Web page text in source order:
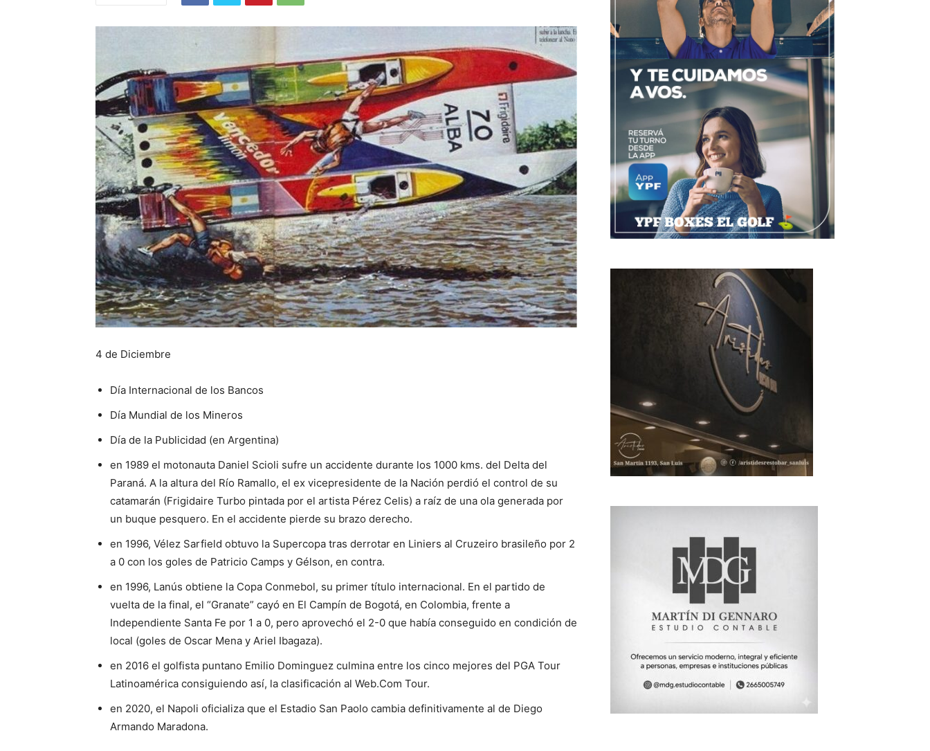
4 de Diciembre
Día Internacional de los Bancos
Día Mundial de los Mineros
Día de la Publicidad (en Argentina)
en 1989 el motonauta Daniel Scioli sufre un accidente durante los 1000 kms. del Delta del
Paraná. A la altura del Río Ramallo, el ex vicepresidente de la Nación perdió el control de su
catamarán (Frigidaire Turbo pintada por el artista Pérez Celis) a raíz de una ola generada por
un buque pesquero. En el accidente pierde su brazo derecho.
en 1996, Vélez Sarfield obtuvo la Supercopa tras derrotar en Liniers al Cruzeiro brasileño por 2
a 0 con los goles de Patricio Camps y Gélson, en contra.
en 1996, Lanús obtiene la Copa Conmebol, su primer título internacional. En el partido de
vuelta de la final, el “Granate” cayó en El Campín de Bogotá, en Colombia, frente a
Independiente Santa Fe por 1 a 0, pero aprovechó el 2-0 que había conseguido en condición de
local (goles de Oscar Mena y Ariel Ibagaza).
en 2016 el golfista puntano Emilio Dominguez culmina entre los cinco mejores del PGA Tour
Latinoamérica consiguiendo así, la clasificación al Web.Com Tour.
en 2020, el Napoli oficializa que el Estadio San Paolo cambia definitivamente al de Diego
Armando Maradona.